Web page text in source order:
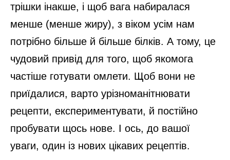
трішки інакше, і щоб вага набиралася
менше (менше жиру), з віком усім нам
потрібно більше й більше білків. А тому, це
чудовий привід для того, щоб якомога
частіше готувати омлети. Щоб вони не
приїдалися, варто урізноманітнювати
рецепти, експериментувати, й постійно
пробувати щось нове. І ось, до вашої
уваги, один із нових цікавих рецептів.